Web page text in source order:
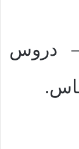
– دروس